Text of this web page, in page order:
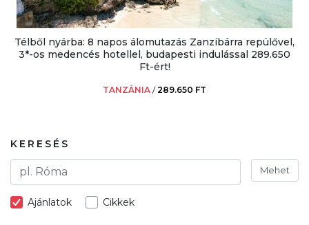
Télből nyárba: 8 napos álomutazás Zanzibárra repülővel,
3*-os medencés hotellel, budapesti indulással 289.650
Ft-ért!
TANZÁNIA /289.650 FT
KERESÉS
Mehet
Ajánlatok Cikkek